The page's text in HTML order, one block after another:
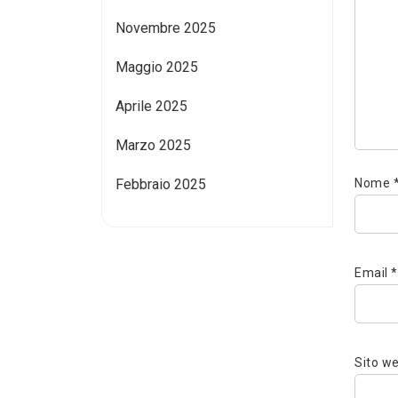
Nome
Email *
Sito
Novembre 2025
Maggio 2025
Aprile 2025
Marzo 2025
Febbraio 2025